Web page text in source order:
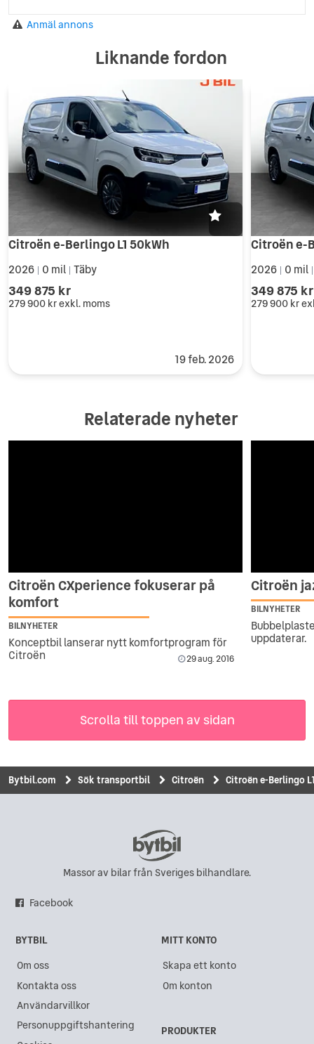
Anmäl annons
Liknande fordon
Citroën e-Berlingo L1 50kWh
2026 0 mil Täby
349 875 kr
279 900 krexkl. moms
19 feb. 2026
Citroën e-
2026 0 mil
349 875 kr
279 900 kr
Relaterade nyheter
Citroën CXperience fokuserar på
komfort
BILNYHETER
Konceptbil lanserar nytt komfortprogram för
Citroën 29 aug. 2016
Citroën
BILNYHETER
uppdaterar.
Scrolla till toppen av sidan
Bytbil.com Sök transportbil Citroën Citroën e-Berlingo
Massor av bilar från Sveriges bilhandlare.
Facebook
BYTBIL
Om oss
Kontakta oss
Användarvillkor
Personuppgiftshantering
MITT KONTO
Skapa ett konto
Om konton
PRODUKTER